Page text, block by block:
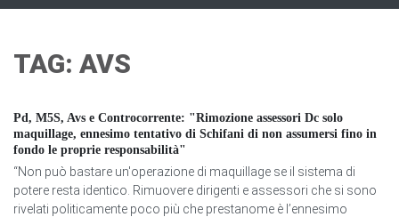
TAG: AVS
Pd, M5S, Avs e Controcorrente: "Rimozione assessori Dc solo
maquillage, ennesimo tentativo di Schifani di non assumersi fino in
fondo le proprie responsabilità"
“Non può bastare un'operazione di maquillage se il sistema di
potere resta identico. Rimuovere dirigenti e assessori che si sono
rivelati politicamente poco più che prestanome è l’ennesimo